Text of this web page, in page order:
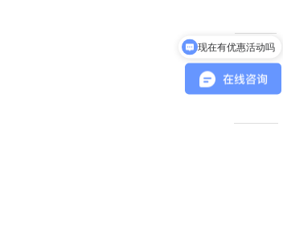
现在有优惠活动吗